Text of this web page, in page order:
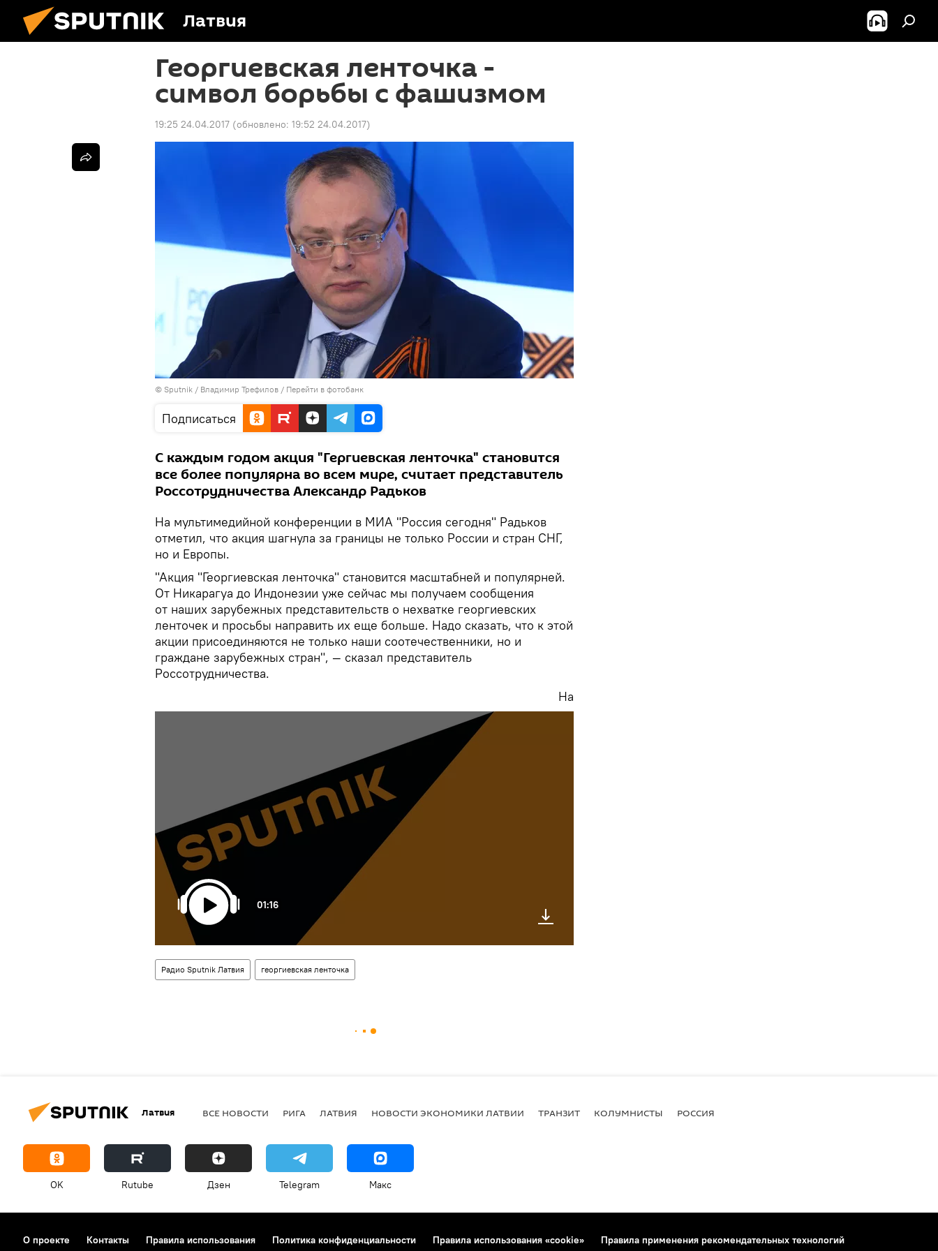
Латвия
Георгиевская ленточка -
символ борьбы с фашизмом
19:25 24.04.2017 (обновлено: 19:52 24.04.2017)
© Sputnik / Владимир Трефилов / Перейти в фотобанк
Подписаться
С каждым годом акция "Гергиевская ленточка" становится
все более популярна во всем мире, считает представитель
Россотрудничества Александр Радьков
На мультимедийной конференции в МИА "Россия сегодня" Радьков
отметил, что акция шагнула за границы не только России и стран СНГ,
но и Европы.
"Акция "Георгиевская ленточка" становится масштабней и популярней.
От Никарагуа до Индонезии уже сейчас мы получаем сообщения
от наших зарубежных представительств о нехватке георгиевских
ленточек и просьбы направить их еще больше. Надо сказать, что к этой
акции присоединяются не только наши соотечественники, но и
граждане зарубежных стран", — сказал представитель
Россотрудничества.
На
01:16
Радио Sputnik Латвия георгиевская ленточка
Латвия ВСЕ НОВОСТИ РИГА ЛАТВИЯ НОВОСТИ ЭКОНОМИКИ ЛАТВИИ ТРАНЗИТ КОЛУМНИСТЫ РОССИЯ
OK Rutube Дзен Telegram Макс
О проекте Контакты Правила использования Политика конфиденциальности Правила использования «cookie» Правила применения рекомендательных технологий